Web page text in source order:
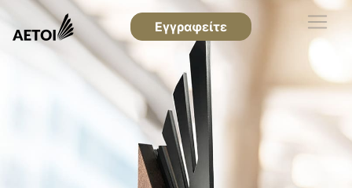
Εγγραφείτε